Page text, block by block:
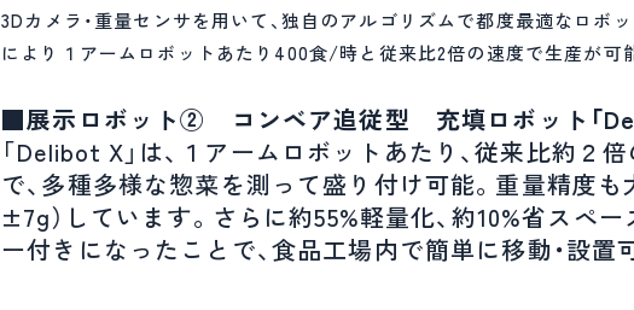
3Dカメラ・重量センサを用いて、独自のアルゴリズムで都度最適なロボ
により１アームロボットあたり400食/時と従来比2倍の速度で生産が可
■展示ロボット② コンベア追従型 充填ロボット「
「Delibot X」は、１アームロボットあたり、従来比約２倍
で、多種多様な惣菜を測って盛り付け可能。重量精度
±7g）しています。さらに約55%軽量化、約10%省スペー
ー付きになったことで、食品工場内で簡単に移動・設置